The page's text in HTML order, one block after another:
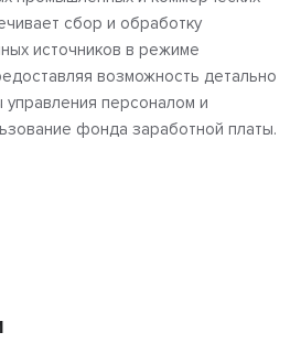
сбор и обработку
источников в режиме
возможность детально
персоналом и
фонда заработной платы.